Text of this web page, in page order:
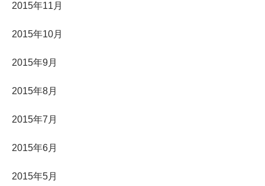
2015年11月
2015年10月
2015年9月
2015年8月
2015年7月
2015年6月
2015年5月